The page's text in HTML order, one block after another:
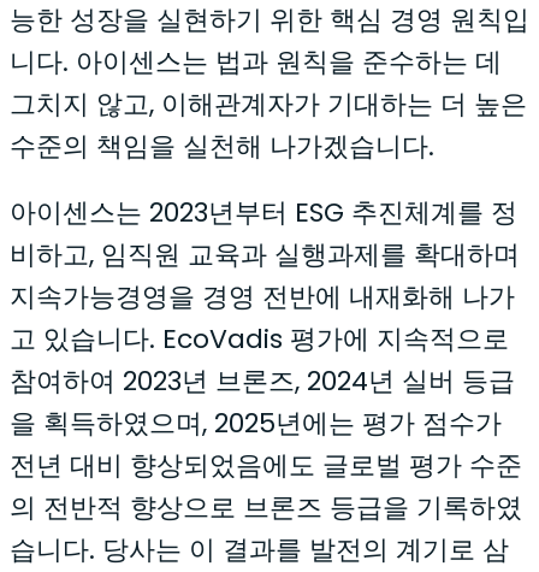
능한 성장을 실현하기 위한 핵심 경영 원칙입
니다. 아이센스는 법과 원칙을 준수하는 데
그치지 않고, 이해관계자가 기대하는 더 높은
수준의 책임을 실천해 나가겠습니다.
아이센스는 2023년부터 ESG 추진체계를 정
비하고, 임직원 교육과 실행과제를 확대하며
지속가능경영을 경영 전반에 내재화해 나가
고 있습니다. EcoVadis 평가에 지속적으로
참여하여 2023년 브론즈, 2024년 실버 등급
을 획득하였으며, 2025년에는 평가 점수가
전년 대비 향상되었음에도 글로벌 평가 수준
의 전반적 향상으로 브론즈 등급을 기록하였
습니다. 당사는 이 결과를 발전의 계기로 삼